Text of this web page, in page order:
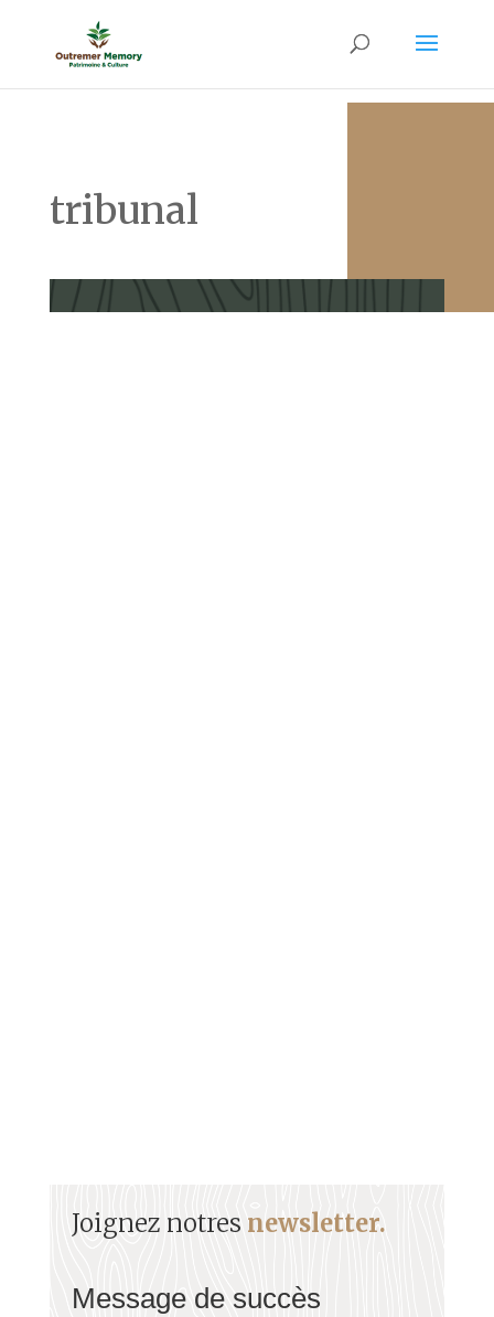
tribunal
Joignez notres newsletter.
Message de succès